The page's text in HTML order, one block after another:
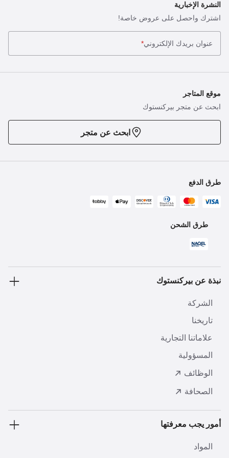
النشرة الإخبارية
اشترك واحصل على عروض خاصة!
عنوان بريدك الإلكتروني*
موقع المتاجر
ابحث عن متجر بيركنستوك
ابحث عن متجر
طرق الدفع
طرق الشحن
نبذة عن بيركنستوك
الشركة
تاريخنا
علاماتنا التجارية
المسؤولية
الوظائف
الصحافة
أمور يجب معرفتها
المواد